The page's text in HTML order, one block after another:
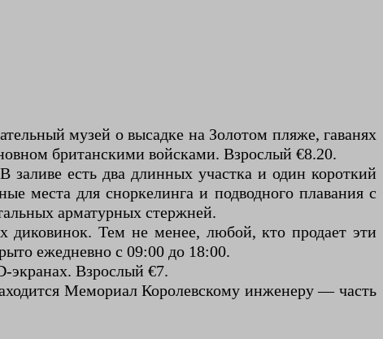
музей о высадке на Золотом пляже, гаванях
британскими войсками. Взрослый €8.20.
есть два длинных участка и один короткий
места для сноркелинга и подводного плавания с
арматурных стержней.
диковинок. Тем не менее, любой, кто продает эти
ежедневно с 09:00 до 18:00.
экранах. Взрослый €7.
Мемориал Королевскому инженеру — часть